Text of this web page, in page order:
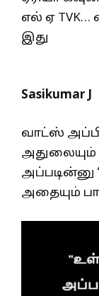
எல் ஏ
இது
Sasikumar J
வாட்ஸ்
அதுலையும்
அப்படின்னு
அதையும்